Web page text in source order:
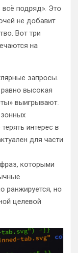
всё подряд». Это
не добавит
Вот три
на
запросы.
высокая
выигрывают.
интерес в
для части
которыми
ранжируется, но
целевой